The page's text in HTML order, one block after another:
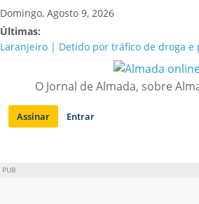
Saltar
para
conteúdo
Domingo, Agosto 9, 2026
Últimas:
Laranjeiro | Detido por tráfico de droga e
A “crise” da água em Almada: ilações e
Costa da Caparica | Polícia Marítima e
irregularidades em habitações e
APA diz que falta de água em Almada
O Jornal de Almada, sobre
Assinar Entrar
PUB